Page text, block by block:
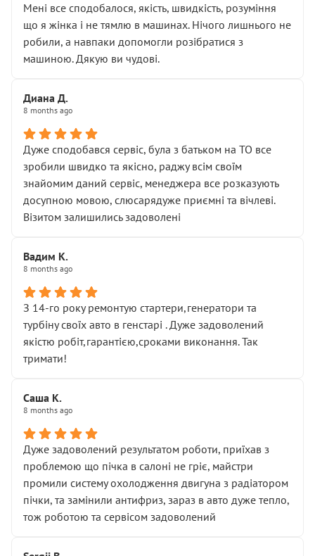
Мені все сподобалося, якість, швидкість, розуміння
що я жінка і не тямлю в машинах. Нічого лишнього не
робили, а навпаки допомогли розібратися з
машиною. Дякую ви чудові.
Диана Д.
8 months ago
Дуже сподобався сервіс, була з батьком на ТО все
зробили швидко та якісно, раджу всім своїм
знайомим даний сервіс, менеджера все розказують
досупною мовою, слюсарядуже приємні та вічлеві.
Візитом залишились задоволені
Вадим К.
8 months ago
З 14-го року ремонтую стартери,генератори та
турбіну своїх авто в генстарі . Дуже задоволений
якістю робіт,гарантією,сроками виконання. Так
тримати!
Саша К.
8 months ago
Дуже задоволений результатом роботи, приїхав з
проблемою що пічка в салоні не гріє, майстри
промили систему охолодження двигуна з радіатором
пічки, та замінили антифриз, зараз в авто дуже тепло,
тож роботою та сервісом задоволений